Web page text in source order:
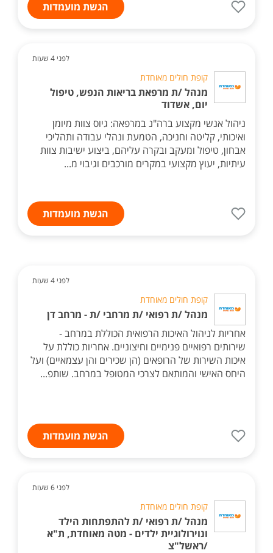
הגשת מועמדות
לפני 4 שעות
קופת חולים מאוחדת
מנהל /ת מרפאת בריאות הנפש, טיפול
יום, אשדוד
ניהול אנשי מקצוע ברה"נ במרפאה: גיוס צוות מיומן
ואיכותי, קליטה וחניכה, הטמעת ונהלי עבודה ותהליכי
אבחון, טיפול ומעקב ובקרה עליהם, ביצוע ישיבות צוות
עיתיות, יעוץ מקצועי במקרים מורכבים וגיבוי מ...
הגשת מועמדות
לפני 4 שעות
קופת חולים מאוחדת
מנהל /ת רפואי /ת מרחבי /ת - מרחב דן
אחריות לניהול האיכות הרפואית הכוללת במרחב -
שירותים רפואיים פנימיים וחיצוניים. אחריות כוללת על
איכות השירות של הרופאים (הן שכירים והן עצמאיים) ועל
היחס האישי והמותאם לצרכי המטופל במרחב. שותפ...
הגשת מועמדות
לפני 6 שעות
קופת חולים מאוחדת
מנהל /ת רפואי /ת להתפתחות הילד
ונוירולוגיית ילדים - מטה מאוחדת, ת"א
/ראשל"צ